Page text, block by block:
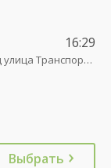
16:29
Калининград улица Транспортая
Выбрать